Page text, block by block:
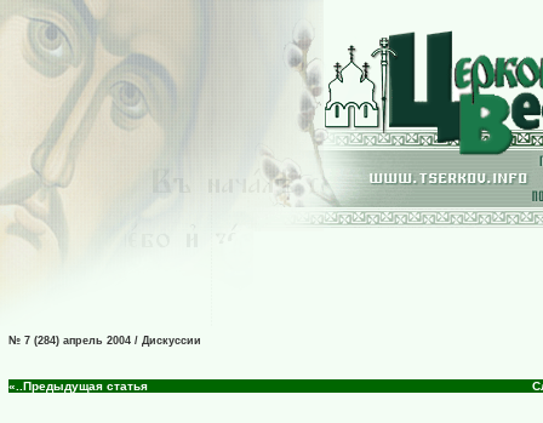
№ 7 (284) апрель 2004 / Дискуссии
«..Предыдущая статья